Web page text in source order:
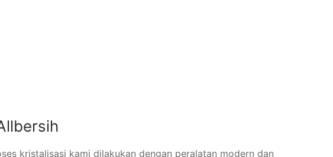
kristalisasi kami dilakukan dengan peralatan modern dan